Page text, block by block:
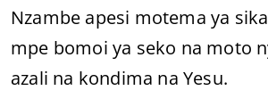
Nzambe apesi motema ya
mpe bomoi ya seko na moto
azali na kondima na Yesu.